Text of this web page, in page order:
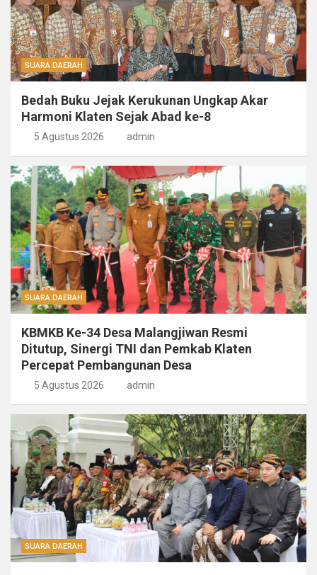
SUARA DAERAH
Bedah Buku Jejak Kerukunan Ungkap Akar
Harmoni Klaten Sejak Abad ke-8
5 Agustus 2026 admin
SUARA DAERAH
KBMKB Ke-34 Desa Malangjiwan Resmi
Ditutup, Sinergi TNI dan Pemkab Klaten
Percepat Pembangunan Desa
5 Agustus 2026 admin
SUARA DAERAH